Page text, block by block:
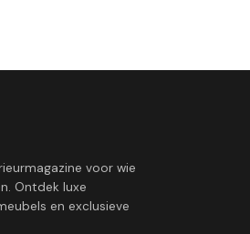
voor wie
Ontdek luxe
en exclusieve